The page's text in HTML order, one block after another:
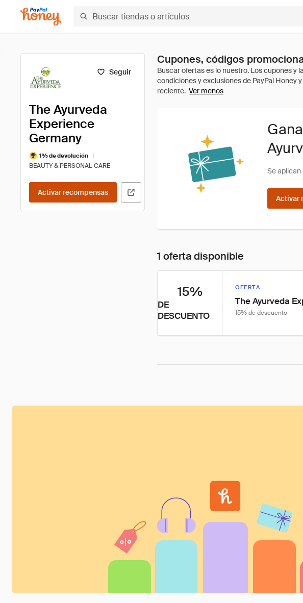
Seguir
The Ayurveda
Experience
Germany
1% de devolución
|
BEAUTY & PERSONAL CARE
Activar recompensas
Cupones, códigos
Ver menos
Gana
Se aplican
Activar
1 oferta disponible
15%
DE
DESCUENTO
OFERTA
The Ayurveda
15% de descuento